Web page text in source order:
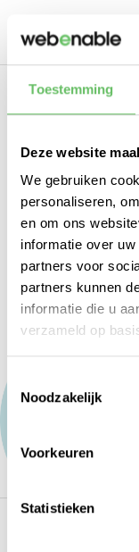
Toestemming
Deze website
We gebruiken
personaliseren,
en om ons
informatie over
partners voor
partners kunnen
informatie die u
verzameld op
Noodzakelijk
Voorkeuren
Statistieken
JE
We zien
Heb je